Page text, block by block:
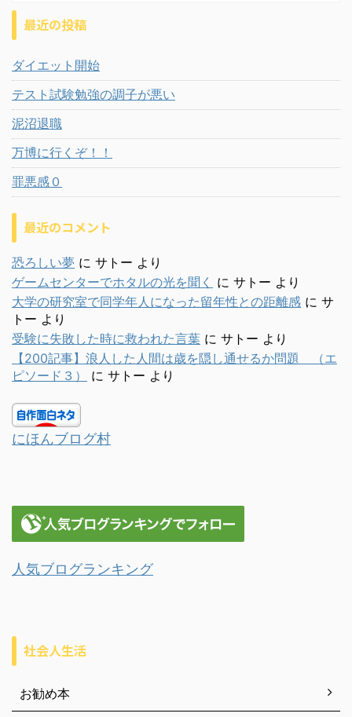
最近の投稿
ダイエット開始
テスト試験勉強の調子が悪い
泥沼退職
万博に行くぞ！！
罪悪感０
最近のコメント
恐ろしい夢 に サトー より
ゲームセンターでホタルの光を聞く に サトー より
大学の研究室で同学年人になった留年性との距離感 に サ
トー より
受験に失敗した時に救われた言葉 に サトー より
【200記事】浪人した人間は歳を隠し通せるか問題 （エ
ピソード３）
に サトー より
にほんブログ村
人気ブログランキング
社会人生活
お勧め本